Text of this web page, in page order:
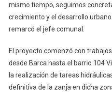
mismo tiempo, seguimos
crecimiento y el desarrollo
remarcó el jefe comunal.
El proyecto comenzó con
desde Barca hasta el barrio 104
la realización de tareas
definitiva de la zanja en dicha